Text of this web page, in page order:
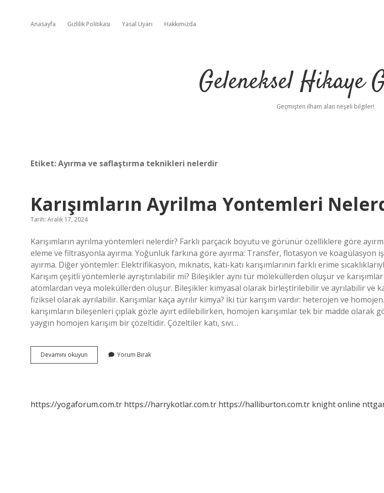
Anasayfa Gizlilik Politikası Yasal Uyarı Hakkımızda
Geleneksel Hikaye
Geçmişten ilham alan neşeli bilgiler!
Etiket:Ayırma ve saflaştırma teknikleri nelerdir
Karışımların Ayrilma Yontemleri
Tarih: Aralık 17, 2024
Karışımların ayrılma yöntemleri nelerdir? Farklı parçacık boyutu ve görünür özelliklere göre
eleme ve filtrasyonla ayırma. Yoğunluk farkına göre ayırma: Transfer, flotasyon ve koagülasyon
ayırma. Diğer yöntemler: Elektrifikasyon, mıknatıs, katı-katı karışımlarının farklı erime
Karışım çeşitli yöntemlerle ayrıştırılabilir mi? Bileşikler aynı tür moleküllerden oluşur ve
atomlardan veya moleküllerden oluşur. Bileşikler kimyasal olarak birleştirilebilir ve ayrılabilir ve
fiziksel olarak ayrılabilir. Karışımlar kaça ayrılır kimya? İki tür karışım vardır: heterojen ve
karışımların bileşenleri çıplak gözle ayırt edilebilirken, homojen karışımlar tek bir madde olarak
yaygın homojen karışım bir çözeltidir. Çözeltiler katı, sıvı…
Devamını okuyun Karışımların
Ayrilma
Yorum Bırak
https://yogaforum.com.tr https://harrykotlar.com.tr https://halliburton.com.tr knight online